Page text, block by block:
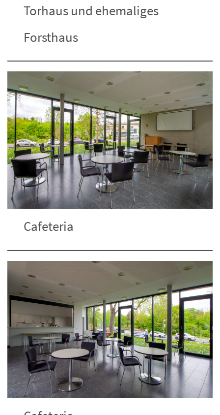
Torhaus und ehemaliges
Forsthaus
Cafeteria